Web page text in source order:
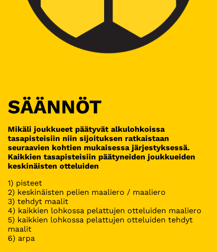
SÄÄNNÖT
Mikäli joukkueet päätyvät alkulohkoissa
tasapisteisiin niin sijoituksen ratkaistaan
seuraavien kohtien mukaisessa järjestyksessä.
Kaikkien tasapisteisiin päätyneiden joukkueiden
keskinäisten otteluiden
1) pisteet
2) keskinäisten pelien maaliero / maaliero
3) tehdyt maalit
4) kaikkien lohkossa pelattujen otteluiden maaliero
5) kaikkien lohkossa pelattujen otteluiden tehdyt
maalit
6) arpa